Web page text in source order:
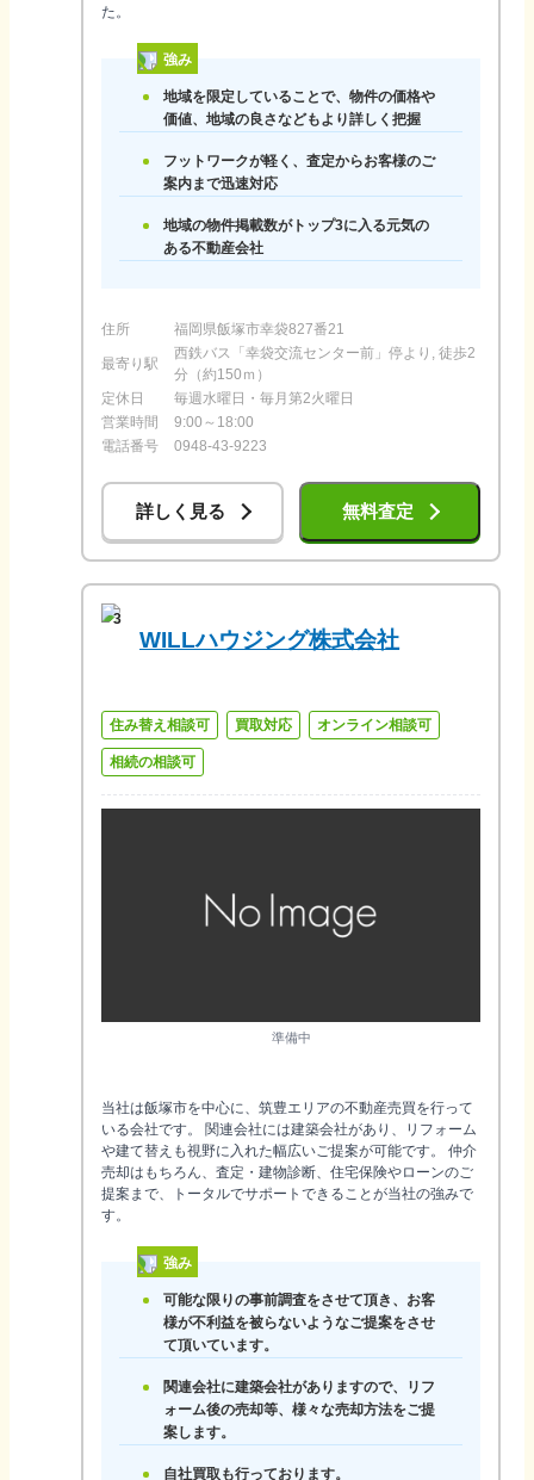
た。
強み
地域を限定していることで、物件の価格や
価値、地域の良さなどもより詳しく把握
フットワークが軽く、査定からお客様のご
案内まで迅速対応
地域の物件掲載数がトップ3に入る元気の
ある不動産会社
住所 福岡県飯塚市幸袋827番21
最寄り駅
西鉄バス「幸袋交流センター前」停より, 徒歩2
分（約150ｍ）
定休日
毎週水曜日・毎月第2火曜日
営業時間
9:00～18:00
電話番号
0948-43-9223
詳しく見る 無料査定
3
WILLハウジング株式会社
住み替え相談可 買取対応 オンライン相談可
相続の相談可
準備中
当社は飯塚市を中心に、筑豊エリアの不動産売買を行って
いる会社です。 関連会社には建築会社があり、リフォーム
や建て替えも視野に入れた幅広いご提案が可能です。 仲介
売却はもちろん、査定・建物診断、住宅保険やローンのご
提案まで、トータルでサポートできることが当社の強みで
す。
強み
可能な限りの事前調査をさせて頂き、お客
様が不利益を被らないようなご提案をさせ
て頂いています。
関連会社に建築会社がありますので、リフ
ォーム後の売却等、様々な売却方法をご提
案します。
自社買取も行っております。